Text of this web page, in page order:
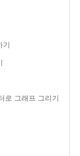
기
로 그래프 그리기